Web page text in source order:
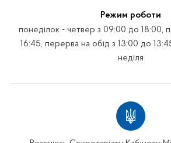
Режим роботи
понеділок - четвер з 09:00 до 18:00,
16:45, перерва на обід з 13:00 до
неділя